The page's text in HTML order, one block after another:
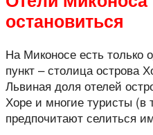
остановиться
На Миконосе есть только
пункт – столица острова
Львиная доля отелей
Хоре и многие туристы
предпочитают селиться